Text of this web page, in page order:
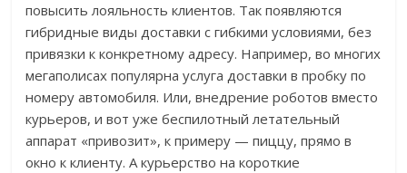
повысить лояльность клиентов. Так появляются
гибридные виды доставки с гибкими условиями, без
привязки к конкретному адресу. Например, во многих
мегаполисах популярна услуга доставки в пробку по
номеру автомобиля. Или, внедрение роботов вместо
курьеров, и вот уже беспилотный летательный
аппарат «привозит», к примеру — пиццу, прямо в
окно к клиенту. А курьерство на короткие